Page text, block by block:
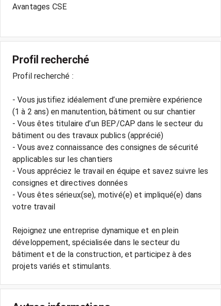
Avantages CSE
Profil recherché
Profil recherché :
- Vous justifiez idéalement d’une première expérience
(1 à 2 ans) en manutention, bâtiment ou sur chantier
- Vous êtes titulaire d’un BEP/CAP dans le secteur du
bâtiment ou des travaux publics (apprécié)
- Vous avez connaissance des consignes de sécurité
applicables sur les chantiers
- Vous appréciez le travail en équipe et savez suivre les
consignes et directives données
- Vous êtes sérieux(se), motivé(e) et impliqué(e) dans
votre travail
Rejoignez une entreprise dynamique et en plein
développement, spécialisée dans le secteur du
bâtiment et de la construction, et participez à des
projets variés et stimulants.